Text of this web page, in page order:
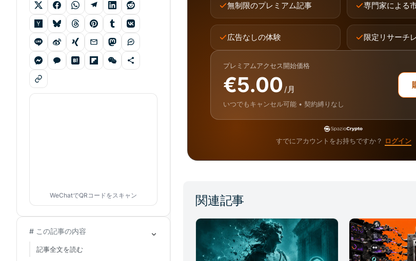
無制限のプレミアム記事 専門家による
広告なしの体験 限定リサーチ
プレミアムアクセス開始価格
€5.00/月
いつでもキャンセル可能 • 契約縛りなし
すでにアカウントをお持ちですか？ ログイン
関連記事
WeChatでQRコードをスキャン
# この記事の内容
記事全文を読む